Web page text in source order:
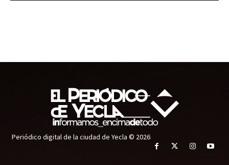
Periódico digital de la ciudad de Yecla © 2026